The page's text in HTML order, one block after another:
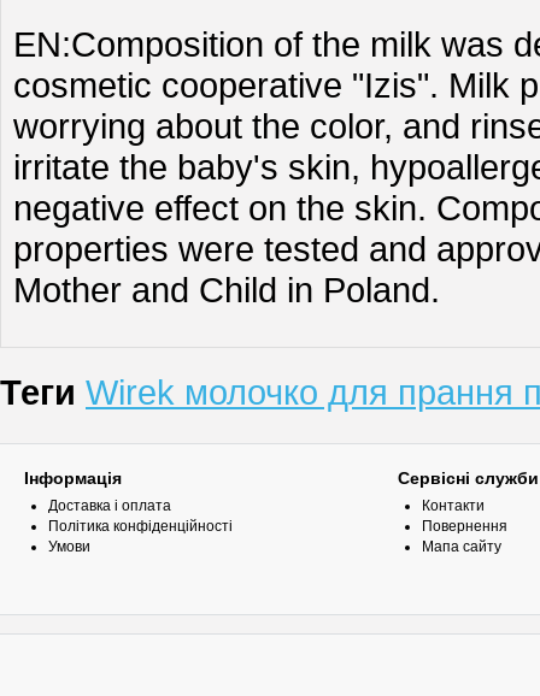
EN:Composition of the milk was
cosmetic cooperative "Izis". Milk
worrying about the color, and
irritate the baby's skin,
negative effect on the skin.
properties were tested and
Mother and Child in Poland.
Теги Wirek молочко для прання
Інформація
Доставка і оплата
Політика конфіденційності
Умови
Сервісні служби
Контакти
Повернення
Мапа сайту